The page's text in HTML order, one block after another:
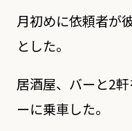
月初めに依頼者が
とした。
居酒屋、バーと2
ーに乗車した。